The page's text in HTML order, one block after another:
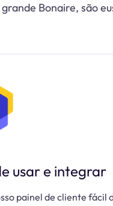
Bonaire, são
usar e integrar
painel de cliente fácil